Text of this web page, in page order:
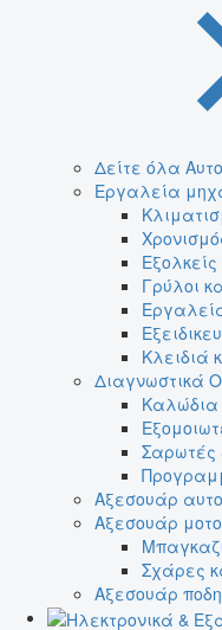
Δείτε όλα
Εργαλεία
Γρύλοι
Κλειδιά
Διαγνωστικά
Καλώδια
Σαρωτές
Αξεσουάρ
Αξεσουάρ
Σχάρες
Αξεσουάρ